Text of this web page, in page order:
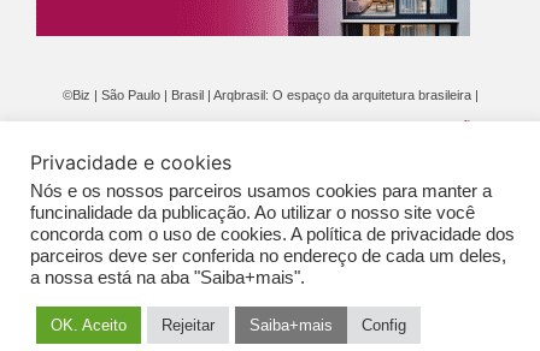
©Biz | São Paulo | Brasil | Arqbrasil: O espaço da arquitetura brasileira |
GERAIS DE PUBLICAÇÃO (CGP
Privacidade e cookies
Nós e os nossos parceiros usamos cookies para manter a
funcinalidade da publicação. Ao utilizar o nosso site você
concorda com o uso de cookies. A política de privacidade dos
parceiros deve ser conferida no endereço de cada um deles,
a nossa está na aba "Saiba+mais".
OK. Aceito Rejeitar Saiba+mais Config